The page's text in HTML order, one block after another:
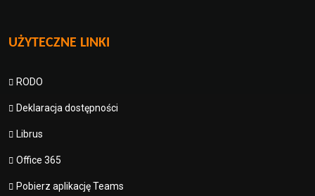
UŻYTECZNE LINKI
RODO
Deklaracja dostępności
Librus
Office 365
Pobierz aplikację Teams